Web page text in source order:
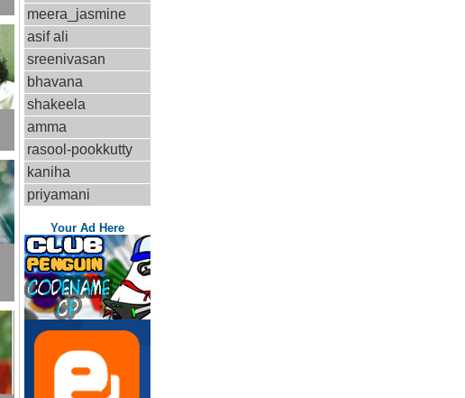
meera_jasmine
asif ali
sreenivasan
bhavana
shakeela
amma
rasool-pookkutty
kaniha
priyamani
Your Ad Here